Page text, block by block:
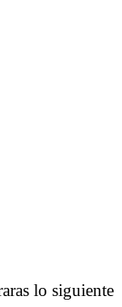
lo siguiente